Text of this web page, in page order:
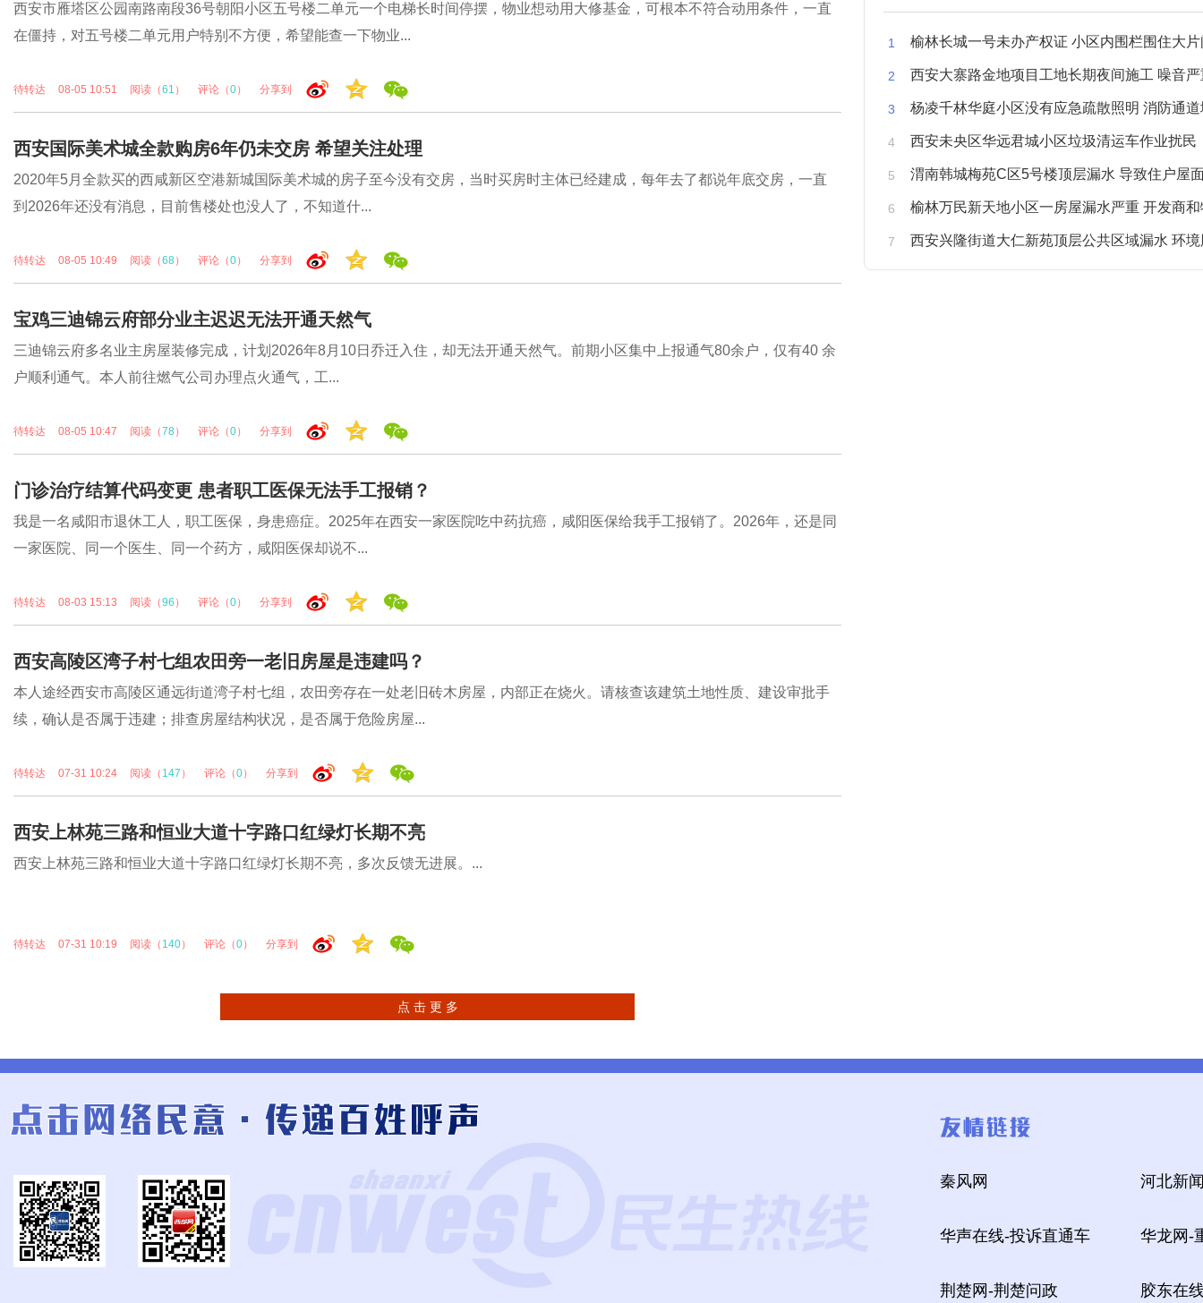
西安市雁塔区公园南路南段36号朝阳小区五号楼二单元一个电梯长时间停摆，物业想动用大修基金，可根本不符合动用条件，一直
在僵持，对五号楼二单元用户特别不方便，希望能查一下物业...
待转达 08-05 10:51 阅读（61 ） 评论（0） 分享到
西安国际美术城全款购房6年仍未交房 希望关注处理
2020年5月全款买的西咸新区空港新城国际美术城的房子至今没有交房，当时买房时主体已经建成，每年去了都说年底交房，一直
到2026年还没有消息，目前售楼处也没人了，不知道什...
待转达 08-05 10:49 阅读（68） 评论（0） 分享到
宝鸡三迪锦云府部分业主迟迟无法开通天然气
三迪锦云府多名业主房屋装修完成，计划2026年8月10日乔迁入住，却无法开通天然气。前期小区集中上报通气80余户，仅有40 余
户顺利通气。本人前往燃气公司办理点火通气，工...
待转达 08-05 10:47 阅读（78） 评论（0） 分享到
门诊治疗结算代码变更 患者职工医保无法手工报销？
我是一名咸阳市退休工人，职工医保，身患癌症。2025年在西安一家医院吃中药抗癌，咸阳医保给我手工报销了。2026年，还是同
一家医院、同一个医生、同一个药方，咸阳医保却说不...
待转达 08-03 15:13 阅读（96 ） 评论（0） 分享到
西安高陵区湾子村七组农田旁一老旧房屋是违建吗？
本人途经西安市高陵区通远街道湾子村七组，农田旁存在一处老旧砖木房屋，内部正在烧火。请核查该建筑土地性质、建设审批手
续，确认是否属于违建；排查房屋结构状况，是否属于危险房屋...
待转达 07-31 10:24 阅读（ 147 ） 评论（0） 分享到
西安上林苑三路和恒业大道十字路口红绿灯长期不亮
西安上林苑三路和恒业大道十字路口红绿灯长期不亮，多次反馈无进展。...
待转达 07-31 10:19 阅读（ 140） 评论（0） 分享到
点 击 更 多
榆林长城一号未办产权证 小区内围栏围住大片闲置
西安大寨路金地项目工地长期夜间施工 噪音严重
杨凌千林华庭小区没有应急疏散照明 消防通
西安未央区华远君城小区垃圾清运车作业扰民
渭南韩城梅苑C区5号楼顶层漏水 导致住户屋面被
榆林万民新天地小区一房屋漏水严重 开发商和物业不予
西安兴隆街道大仁新苑顶层公共区域漏水 环
秦风网 河北新
华声在线-投诉直通车 华龙网-
荆楚网-荆楚问政 胶东在